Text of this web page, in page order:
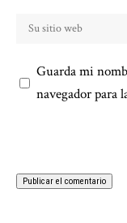
Guarda mi
navegador para